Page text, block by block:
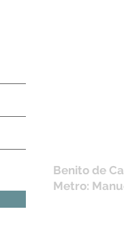
Benito de
Metro: